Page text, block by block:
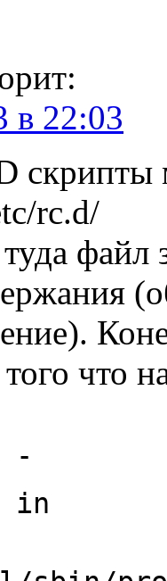
в 22:03
скрипты
rc.d/
файл
что
-
in